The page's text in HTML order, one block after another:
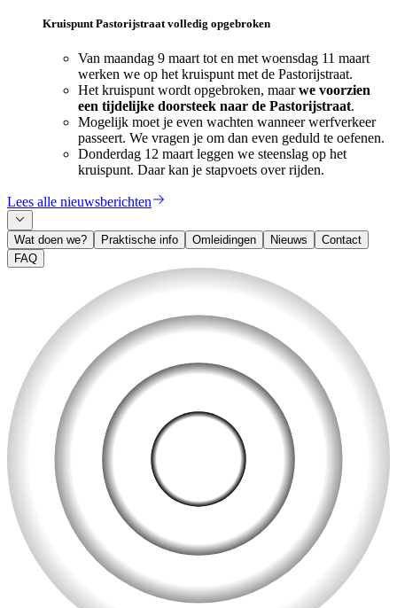
Kruispunt Pastorijstraat volledig opgebroken
Van maandag 9 maart tot en met woensdag 11 maart
werken we op het kruispunt met de Pastorijstraat.
Het kruispunt wordt opgebroken, maarwe voorzien
een tijdelijke doorsteek naar de Pastorijstraat.
Mogelijk moet je even wachten wanneer werfverkeer
passeert. We vragen je om dan even geduld te oefenen.
Donderdag 12 maart leggen we steenslag op het
kruispunt. Daar kan je stapvoets over rijden.
Lees alle nieuwsberichten
Wat doen we? Praktische info Omleidingen Nieuws
Contact
FAQ